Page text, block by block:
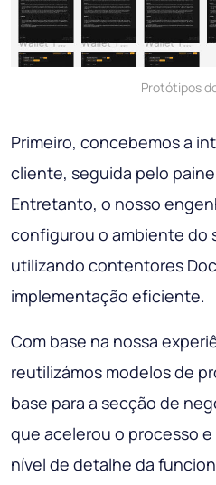
Protótipos
Primeiro, concebemos a
cliente, seguida pelo
Entretanto, o nosso
configurou o ambiente do
utilizando contentores
implementação eficiente.
Com base na nossa
reutilizámos modelos de
base para a secção de
que acelerou o processo
nível de detalhe da